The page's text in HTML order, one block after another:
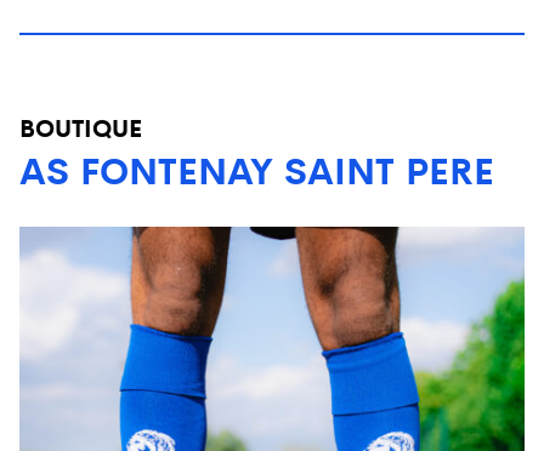
BOUTIQUE
AS FONTENAY SAINT PERE